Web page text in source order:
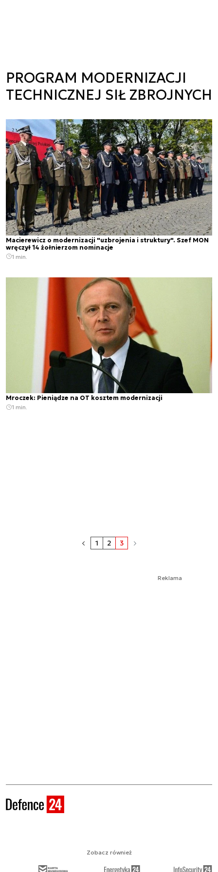
PROGRAM MODERNIZACJI
TECHNICZNEJ SIŁ ZBROJNYCH
Macierewicz o modernizacji "uzbrojenia i struktury". Szef MON
wręczył 14 żołnierzom nominacje
1 min.
Mroczek: Pieniądze na OT kosztem modernizacji
1 min.
1 2 3
Reklama
Zobacz również